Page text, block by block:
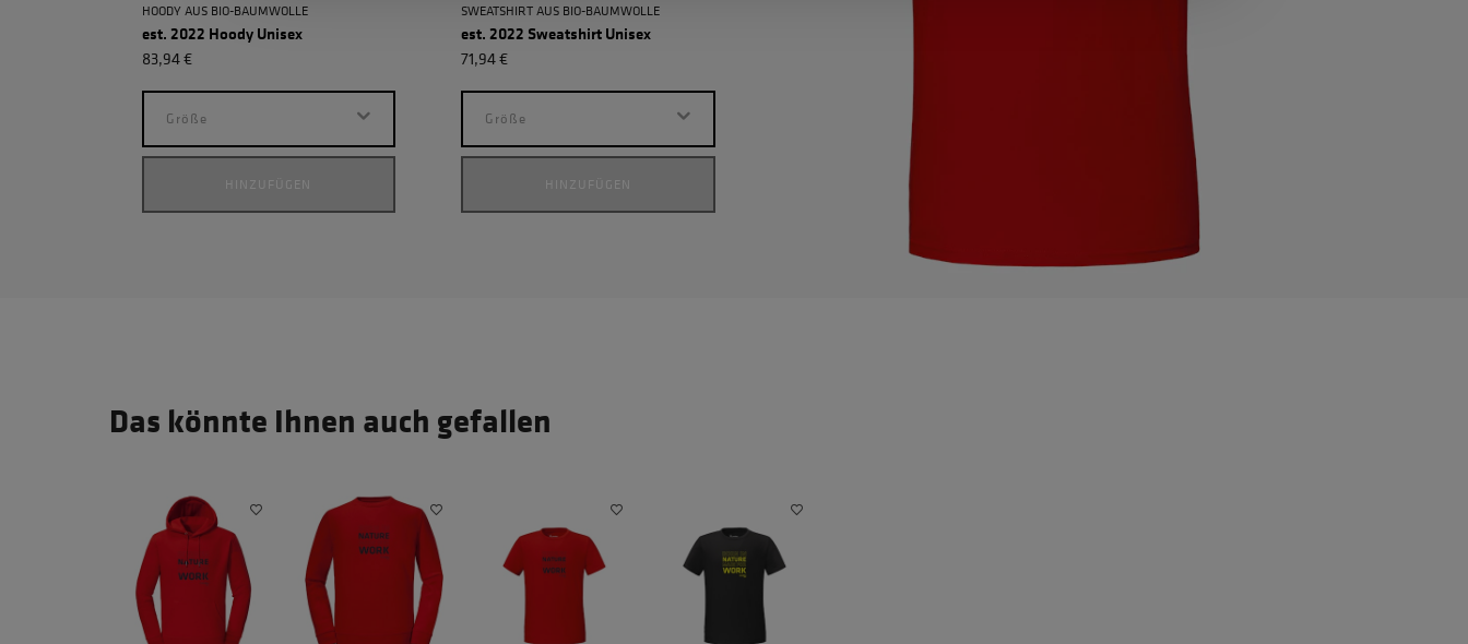
est. 2022 Hoody Unisex
HOODY AUS BIO-BAUMWOLLE
83,94 €
Größe
HINZUFÜGEN
est. 2022 Sweatshirt Unisex
SWEATSHIRT AUS BIO-BAUMWOLLE
71,94 €
Größe
HINZUFÜGEN
Das könnte Ihnen auch gefallen